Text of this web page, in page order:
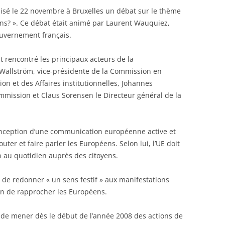
le 22 novembre à Bruxelles un débat sur le thème
». Ce débat était animé par Laurent Wauquiez,
français.
rencontré les principaux acteurs de la
vice-présidente de la Commission en
et des Affaires institutionnelles, Johannes
et Claus Sorensen le Directeur général de la
d’une communication européenne active et
et faire parler les Européens. Selon lui, l’UE doit
quotidien auprès des citoyens.
redonner « un sens festif » aux manifestations
de rapprocher les Européens.
mener dès le début de l’année 2008 des actions de